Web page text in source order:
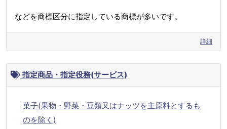
などを商標区分に指定している商標が多いです。
詳細
指定商品・指定役務(サービス)
菓子(果物・野菜・豆類又はナッツを主原料とするも
のを除く)